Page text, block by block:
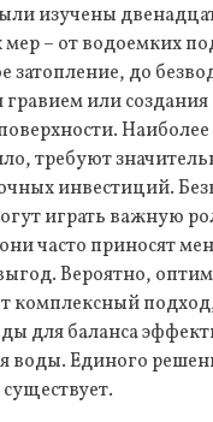
изучены
– от водоемких
затопление, до
или создания
требуют
инвестиций.
играть важную
часто приносят
Вероятно,
комплексный
для баланса
воды. Единого